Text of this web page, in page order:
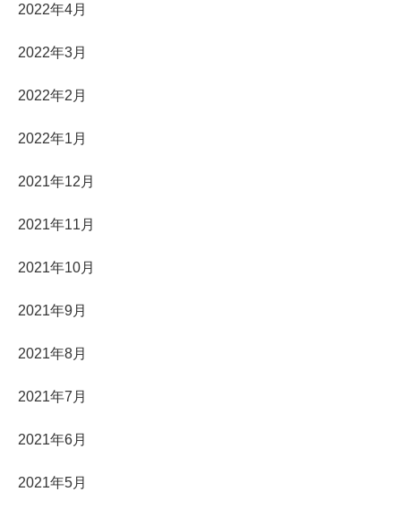
2022年4月
2022年3月
2022年2月
2022年1月
2021年12月
2021年11月
2021年10月
2021年9月
2021年8月
2021年7月
2021年6月
2021年5月